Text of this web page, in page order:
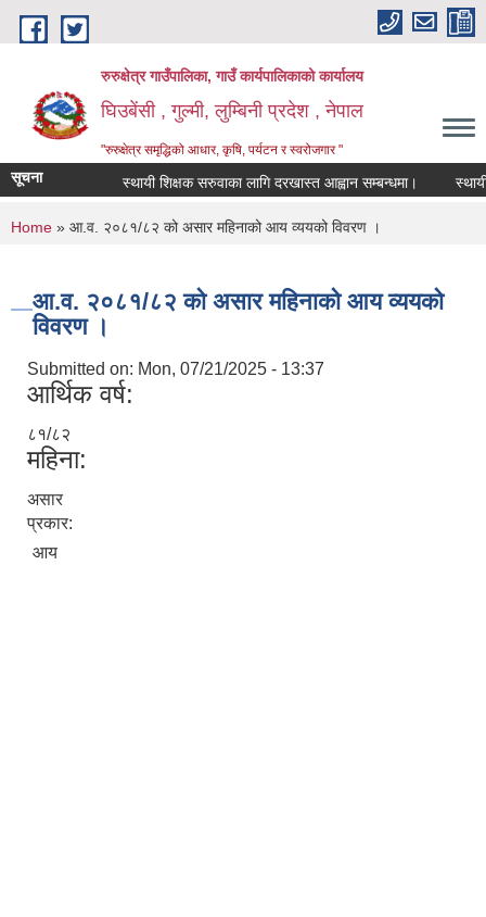
Skip to main content
रुरुक्षेत्र गाउँपालिका, गाउँ कार्यपालिकाको कार्यालय
घिउबेंसी , गुल्मी, लुम्बिनी प्रदेश , नेपाल
"रुरुक्षेत्र समृद्धिको आधार, कृषि, पर्यटन र स्वरोजगार "
सूचना स्थायी शिक्षक सरुवाका लागि दरखास्त आह्वान सम्बन्धमा। स्थायी
You are here
Home » आ.व. २०८१/८२ को असार महिनाको आय व्ययको विवरण ।
आ.व. २०८१/८२ को असार महिनाको आय व्ययको
विवरण ।
Submitted on: Mon, 07/21/2025 - 13:37
आर्थिक वर्ष:
८१/८२
महिना:
असार
प्रकार:
आय